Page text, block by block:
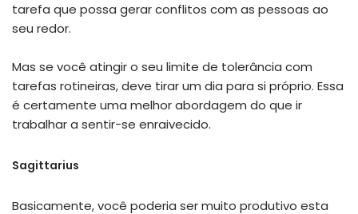
tarefa que possa gerar conflitos com as pessoas ao
seu redor.
Mas se você atingir o seu limite de tolerância com
tarefas rotineiras, deve tirar um dia para si próprio. Essa
é certamente uma melhor abordagem do que ir
trabalhar a sentir-se enraivecido.
Sagittarius
Basicamente, você poderia ser muito produtivo esta